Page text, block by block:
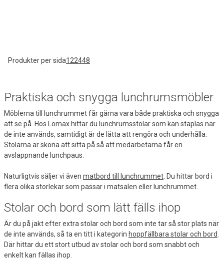
Produkter per sida122448
Praktiska och snygga lunchrumsmöbler
Möblerna till lunchrummet får gärna vara både praktiska och snygga
att se på. Hos Lomax hittar du lunchrumsstolarsom kan staplas när
de inte används, samtidigt är de lätta att rengöra och underhålla.
Stolarna är sköna att sitta på så att medarbetarna får en
avslappnande lunchpaus.
Naturligtvis säljer vi även matbord till lunchrummet . Du hittar bord i
flera olika storlekar som passar i matsalen eller lunchrummet.
Stolar och bord som lätt fälls ihop
Är du på jakt efter extra stolar och bord som inte tar så stor plats när
de inte används, så ta en titt i kategorin hoppfällbara stolar och bord
Där hittar du ett stort utbud av stolar och bord som snabbt och
enkelt kan fällas ihop.